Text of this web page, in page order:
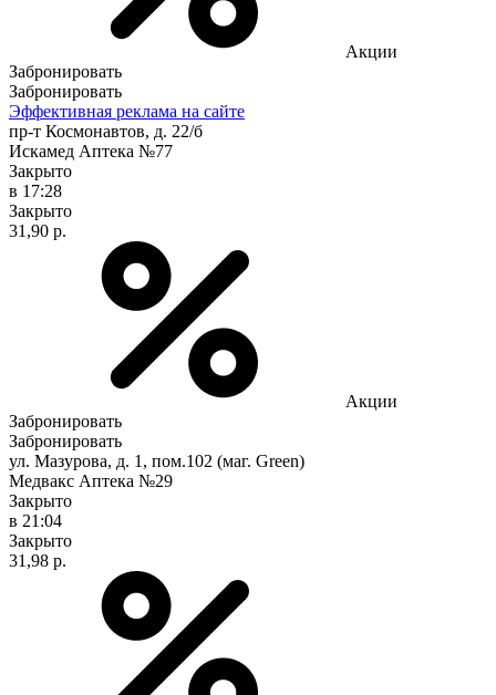
Акции
Забронировать
Забронировать
Эффективная реклама на сайте
пр-т Космонавтов, д. 22/б
Искамед Аптека №77
Закрыто
в 17:28
Закрыто
31,90 р.
Акции
Забронировать
Забронировать
ул. Мазурова, д. 1, пом.102 (маг. Green)
Медвакс Аптека №29
Закрыто
в 21:04
Закрыто
31,98 р.